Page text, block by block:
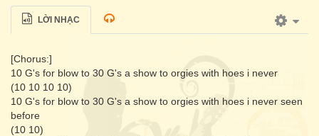
LỜI NHẠC
[Chorus:]
10 G's for blow to 30 G's a show to orgies with hoes i never
(10 10 10 10)
10 G's for blow to 30 G's a show to orgies with hoes i never seen
before
(10 10)